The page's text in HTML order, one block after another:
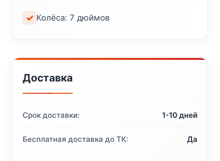
Колёса: 7 дюймов
Доставка
Срок доставки: 1-10 дней
Бесплатная доставка до ТК: Да